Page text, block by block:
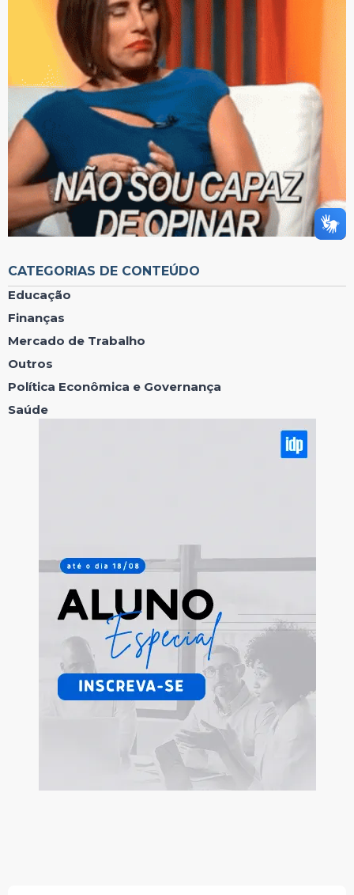
CATEGORIAS DE CONTEÚDO
Educação
Finanças
Mercado de Trabalho
Outros
Política Econômica e Governança
Saúde